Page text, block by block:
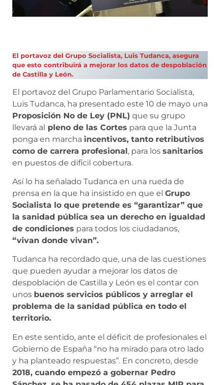
El portavoz del Grupo Socialista, Luis Tudanca, asegura
que esto contribuirá a mejorar los datos de despoblación
de Castilla y León.
El portavoz del Grupo Parlamentario Socialista,
Luis Tudanca, ha presentado este 10 de mayo una
Proposición No de Ley (PNL) que su grupo
llevará al pleno de las Cortes para que la Junta
ponga en marcha incentivos, tanto retributivos
como de carrera profesional, para los sanitarios
en puestos de difícil cobertura.
Así lo ha señalado Tudanca en una rueda de
prensa en la que ha insistido en que el Grupo
Socialista lo que pretende es “garantizar” que
la sanidad pública sea un derecho en igualdad
de condiciones para todos los ciudadanos,
“vivan donde vivan”.
Tudanca ha recordado que, una de las cuestiones
que pueden ayudar a mejorar los datos de
despoblación de Castilla y León es el contar con
unos buenos servicios públicos y arreglar el
problema de la sanidad pública en todo el
territorio.
En este sentido, ante el déficit de profesionales el
Gobierno de España “no ha mirado para otro lado
y ha planteado respuestas”. En concreto, desde
2018, cuando empezó a gobernar Pedro